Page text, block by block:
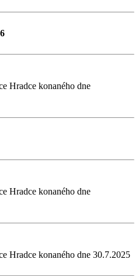
Hradce konaného dne
Hradce konaného dne
Hradce konaného dne 30.7.2025